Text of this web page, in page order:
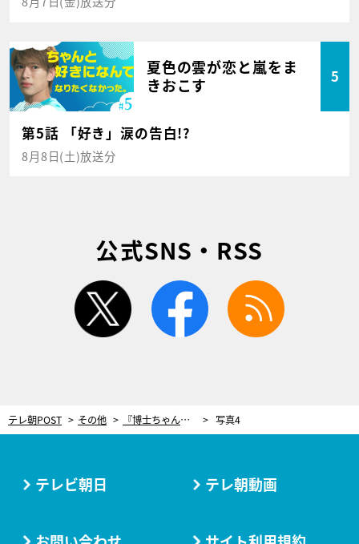
夏色の雲が恋と嵐をま
きおこす
5
第5話 「好き」涙の告白!?
8月8日(土)放送分
公式SNS・RSS
twitter facebook
テレ朝POST その他 『博士ちゃん』体験型イベント開催中！キーアイテム“博士ちゃんノート”で好奇心の扉を開こう 写真4
テレビ朝日 テレ朝動画